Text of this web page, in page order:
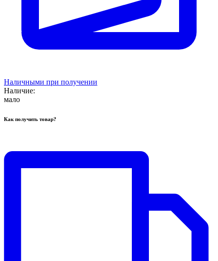
Наличными при получении
Наличие:
мало
Как получить товар?